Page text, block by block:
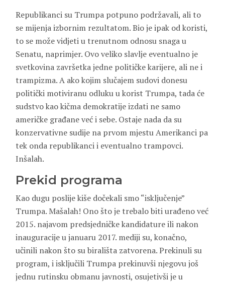
Republikanci su Trumpa potpuno podržavali, ali to
se mijenja izbornim rezultatom. Bio je ipak od koristi,
to se može vidjeti u trenutnom odnosu snaga u
Senatu, naprimjer. Ovo veliko slavlje eventualno je
svetkovina završetka jedne političke karijere, ali ne i
trampizma. A ako kojim slučajem sudovi donesu
politički motiviranu odluku u korist Trumpa, tada će
sudstvo kao kičma demokratije izdati ne samo
američke građane već i sebe. Ostaje nada da su
konzervativne sudije na prvom mjestu Amerikanci pa
tek onda republikanci i eventualno trampovci.
Inšalah.
Prekid programa
Kao dugu poslije kiše dočekali smo “isključenje”
Trumpa. Mašalah! Ono što je trebalo biti urađeno već
2015. najavom predsjedničke kandidature ili nakon
inauguracije u januaru 2017. mediji su, konačno,
učinili nakon što su birališta zatvorena. Prekinuli su
program, i isključili Trumpa prekinuvši njegovu još
jednu rutinsku obmanu javnosti, osujetivši je u